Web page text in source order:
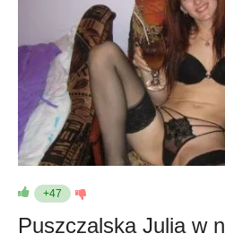
+47
Puszczalska Julia w